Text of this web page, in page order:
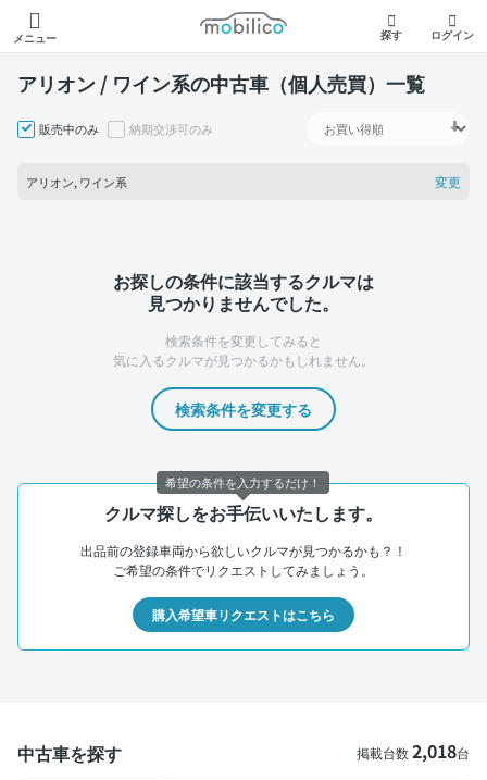
メニュー
モビリコ
探す ログイン
アリオン / ワイン系の中古車（個人売買）一覧
販売中のみ 納期交渉可のみ
アリオン, ワイン系 変更
お探しの条件に該当するクルマは
見つかりませんでした。
検索条件を変更してみると
気に入るクルマが見つかるかもしれません。
検索条件を変更する
クルマ探しをお手伝いいたします。
出品前の登録車両から欲しいクルマが見つかるかも？！
ご希望の条件でリクエストしてみましょう。
購入希望車リクエストはこちら
中古車を探す 掲載台数2,018台
希望の条件を入力するだけ！